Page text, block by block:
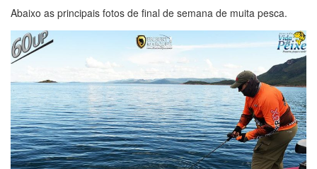
Abaixo as principais fotos de final de semana de muita pesca.